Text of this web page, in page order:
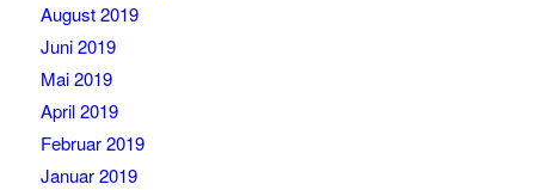
August 2019
Juni 2019
Mai 2019
April 2019
Februar 2019
Januar 2019